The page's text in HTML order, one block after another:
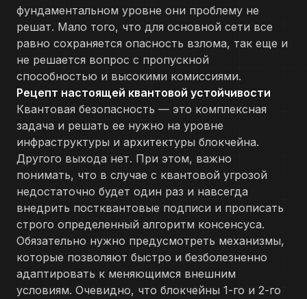
фундаментальном уровне они проблему не
решат. Мало того, что для основной сети все
равно сохраняется опасность взлома, так еще и
не решается вопрос с пропускной
способностью и высокими комиссиями.
Рецепт настоящей квантовой устойчивости
Квантовая безопасность — это комплексная
задача и решать ее нужно на уровне
инфраструктуры и архитектуры блокчейна.
Другого выхода нет. При этом, важно
понимать, что в случае с квантовой угрозой
недостаточно будет один раз и навсегда
внедрить постквантовые подписи и прописать
строго определенный алгоритм консенсуса.
Обязательно нужно предусмотреть механизмы,
которые позволяют быстро и безболезненно
адаптировать к меняющимся внешним
условиям. Очевидно, что блокчейны 1-го и 2-го